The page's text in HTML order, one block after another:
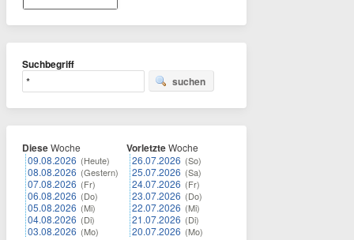
Suchbegriff
suchen
DieseWoche
09.08.2026 (Heute)
08.08.2026 (Gestern)
07.08.2026 (Fr)
06.08.2026 (Do)
05.08.2026 (Mi)
04.08.2026 (Di)
03.08.2026 (Mo)
VorletzteWoche
26.07.2026 (So)
25.07.2026 (Sa)
24.07.2026 (Fr)
23.07.2026 (Do)
22.07.2026 (Mi)
21.07.2026 (Di)
20.07.2026 (Mo)